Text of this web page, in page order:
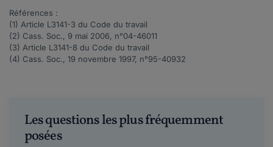
Références :
(1) Article L3141-3 du Code du travail
(2) Cass. Soc., 9 mai 2006, n°04-46011
(3) Article L3141-8 du Code du travail
(4) Cass. Soc., 19 novembre 1997, n°95-40932
Les questions les plus fréquemment
posées